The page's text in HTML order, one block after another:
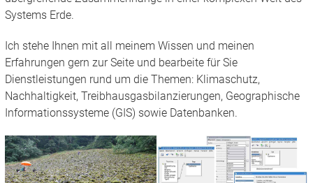
Systems Erde.
Ich stehe Ihnen mit all meinem Wissen und meinen
Erfahrungen gern zur Seite und bearbeite für Sie
Dienstleistungen rund um die Themen: Klimaschutz,
Nachhaltigkeit, Treibhausgasbilanzierungen, Geographische
Informationssysteme (GIS) sowie Datenbanken.